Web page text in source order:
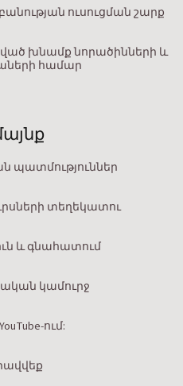
ուսուցման շարք
խնամք նորածինների և
համար
պատմություններ
տեղեկատու
և գնահատում
կամուրջ
ում: